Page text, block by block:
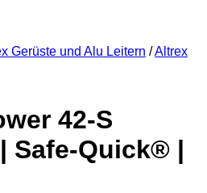
Gerüste und Alu Leitern /Altrex
42-S
Safe-Quick® |